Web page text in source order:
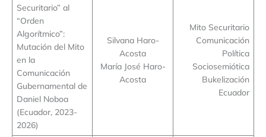
Securitario” al
“Orden
Algorítmico”:
Mutación del Mito
en la
Comunicación
Gubernamental de
Daniel Noboa
(Ecuador, 2023-
2026)
Silvana Haro-
Acosta
María José Haro-
Acosta
Mito Securitario
Comunicación
Política
Sociosemiótica
Bukelización
Ecuador